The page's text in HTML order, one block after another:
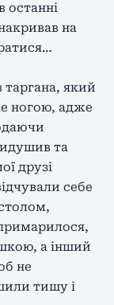
останні
на
таргана, який
ногою, адже
та
друзі
себе
а інший
не
тишу і